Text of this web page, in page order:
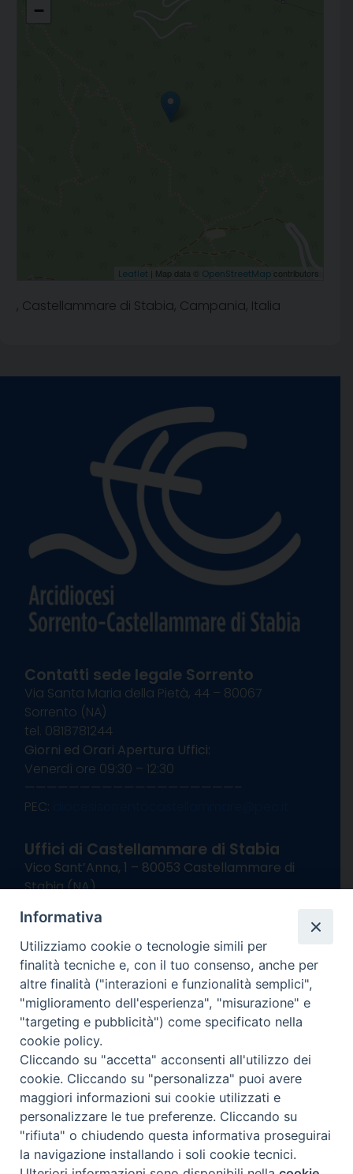
−
Leaflet | Map data © OpenStreetMap contributors
, Castellammare di Stabia, Campania, Italia
Contatti sede legale Sorrento
Via Santa Maria della Pietà, 44 – 80067
Sorrento (NA)
tel. 0818781244
Giorni ed Orari Apertura Uffici:
Venerdì ore 09:30 – 12:30
———————————————————–
PEC:
Uffici di Castellammare di Stabia
Vico Sant’Anna, 1 – 80053 Castellammare di
Stabia (NA)
Giorni ed Orari Apertura Uffici:
Lunedì e Mercoledì ore 09:00 – 13:00
Uffici Matrimoni:
Lunedì e Mercoledì ore 09:30 – 12:30
seguici su
Channel
Informativa Privacy
COPYRIGHT © 2013-2025
Informativa
Utilizziamo cookie o tecnologie simili per
finalità tecniche e, con il tuo consenso, anche per
altre finalità ("interazioni e funzionalità semplici",
"miglioramento dell'esperienza", "misurazione" e
"targeting e pubblicità") come specificato nella
cookie policy.
Cliccando su "accetta" acconsenti all'utilizzo dei
cookie. Cliccando su "personalizza" puoi avere
maggiori informazioni sui cookie utilizzati e
personalizzare le tue preferenze. Cliccando su
"rifiuta" o chiudendo questa informativa proseguirai
la navigazione installando i soli cookie tecnici.